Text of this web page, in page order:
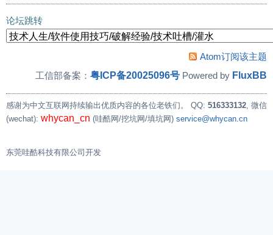
论坛跳转
Atom订阅该主题
工信部备案： 粤ICP备20025096号 Powered by FluxBB
感谢为中文互联网持续输出优质内容的各位老铁们。 QQ: 516333132 , 微信
(wechat): whycan_cn (哇酷网/挖坑网/填坑网) service@whycan.cn
东莞哇酷科技有限公司开发